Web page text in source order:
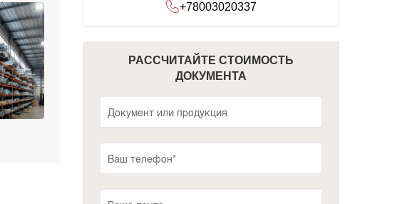
+78003020337
РАССЧИТАЙТЕ СТОИМОСТЬ
ДОКУМЕНТА